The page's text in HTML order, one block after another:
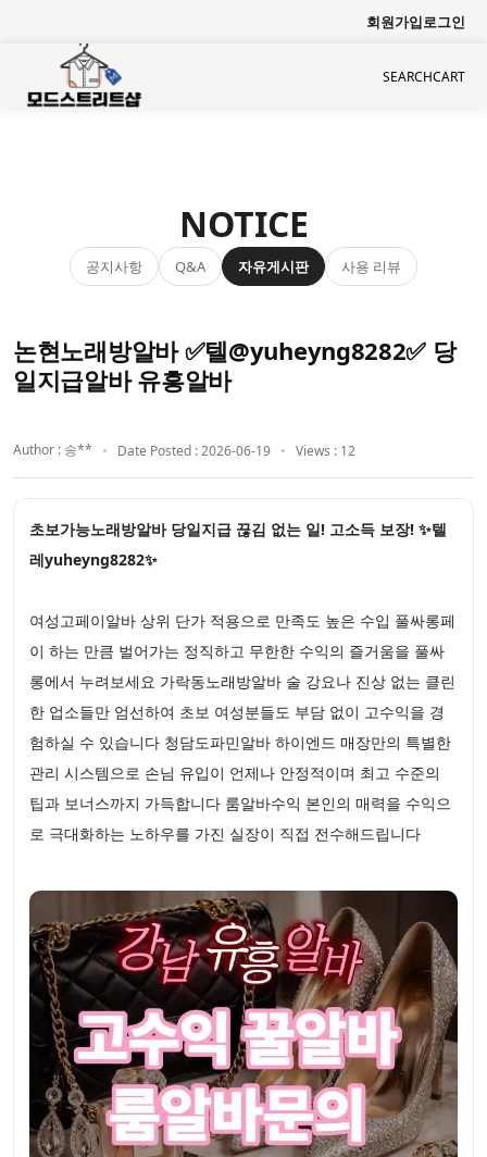
회원가입로그인
SEARCHCART
NOTICE
공지사항 Q&A 자유게시판 사용 리뷰
논현노래방알바 ✅텔@yuheyng8282✅ 당
일지급알바 유흥알바
Author : 송** Date Posted : 2026-06-19 Views : 12
초보가능노래방알바 당일지급 끊김 없는 일! 고소득 보장! ✨텔
레yuheyng8282✨
여성고페이알바 상위 단가 적용으로 만족도 높은 수입 풀싸롱페
이 하는 만큼 벌어가는 정직하고 무한한 수익의 즐거움을 풀싸
롱에서 누려보세요 가락동노래방알바 술 강요나 진상 없는 클린
한 업소들만 엄선하여 초보 여성분들도 부담 없이 고수익을 경
험하실 수 있습니다 청담도파민알바 하이엔드 매장만의 특별한
관리 시스템으로 손님 유입이 언제나 안정적이며 최고 수준의
팁과 보너스까지 가득합니다 룸알바수익 본인의 매력을 수익으
로 극대화하는 노하우를 가진 실장이 직접 전수해드립니다